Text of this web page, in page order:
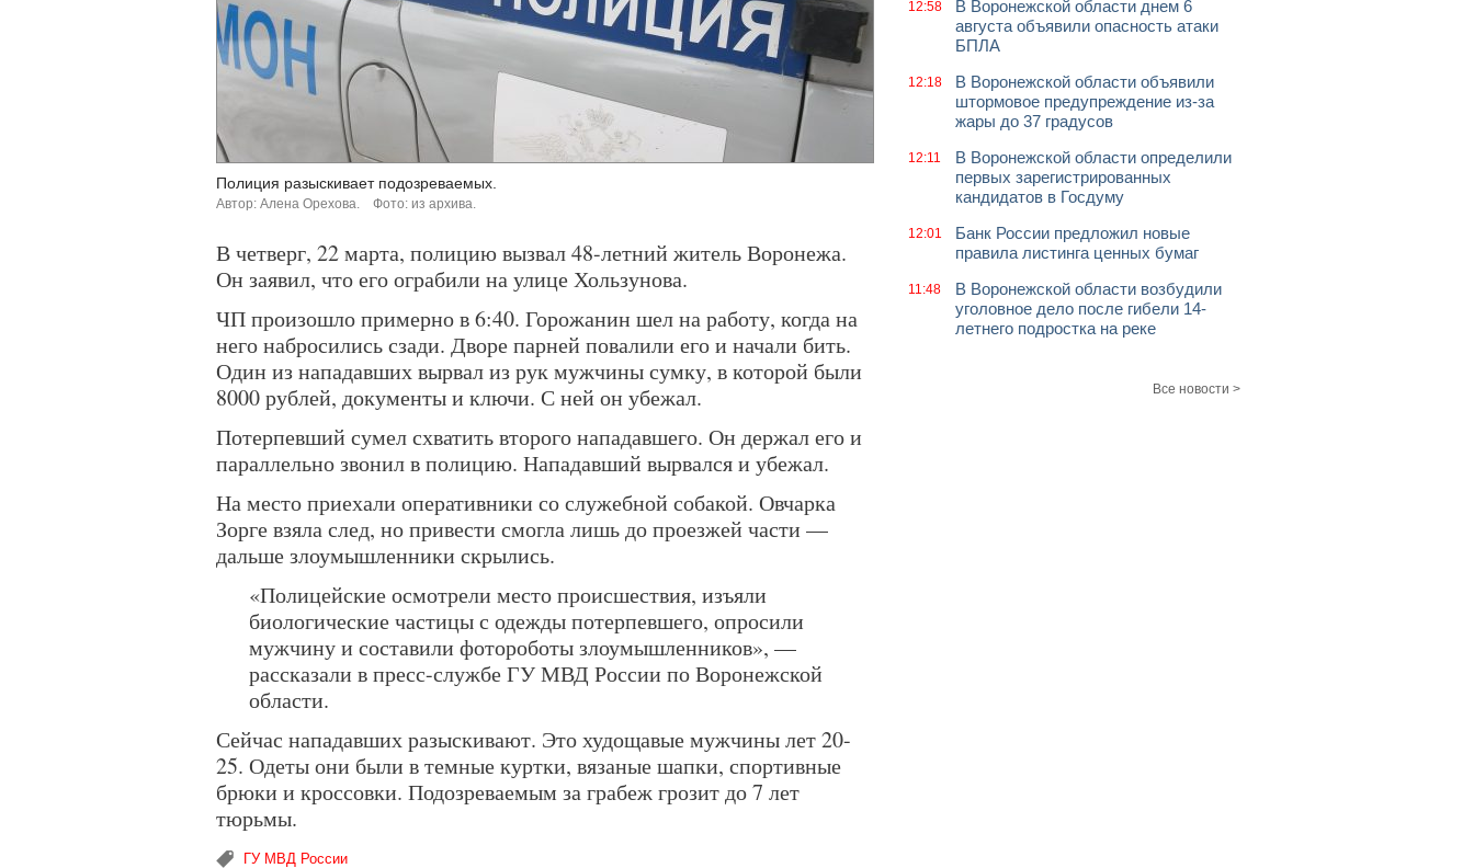
Полиция разыскивает подозреваемых.
Автор: Алена Орехова. Фото: из архива.
В четверг, 22 марта, полицию вызвал 48-летний житель Воронежа.
Он заявил, что его ограбили на улице Хользунова.
ЧП произошло примерно в 6:40. Горожанин шел на работу, когда на
него набросились сзади. Дворе парней повалили его и начали бить.
Один из нападавших вырвал из рук мужчины сумку, в которой были
8000 рублей, документы и ключи. С ней он убежал.
Потерпевший сумел схватить второго нападавшего. Он держал его и
параллельно звонил в полицию. Нападавший вырвался и убежал.
На место приехали оперативники со служебной собакой. Овчарка
Зорге взяла след, но привести смогла лишь до проезжей части —
дальше злоумышленники скрылись.
«Полицейские осмотрели место происшествия, изъяли
биологические частицы с одежды потерпевшего, опросили
мужчину и составили фотороботы злоумышленников», —
рассказали в пресс-службе ГУ МВД России по Воронежской
области.
Сейчас нападавших разыскивают. Это худощавые мужчины лет 20-
25. Одеты они были в темные куртки, вязаные шапки, спортивные
брюки и кроссовки. Подозреваемым за грабеж грозит до 7 лет
тюрьмы.
ГУ МВД России
12:58
В Воронежской области днем 6
августа объявили опасность атаки
БПЛА
12:18
В Воронежской области объявили
штормовое предупреждение из-за
жары до 37 градусов
12:11
В Воронежской области определили
первых зарегистрированных
кандидатов в Госдуму
12:01
Банк России предложил новые
правила листинга ценных бумаг
11:48
В Воронежской области возбудили
уголовное дело после гибели 14-
летнего подростка на реке
Все новости >